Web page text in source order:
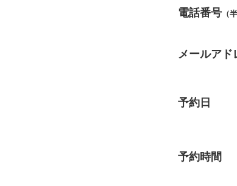
電話番号 （
メールアド
予約日
予約時間